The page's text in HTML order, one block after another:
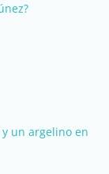
un argelino en